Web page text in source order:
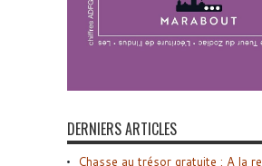
DERNIERS ARTICLES
Chasse au trésor gratuite : A la